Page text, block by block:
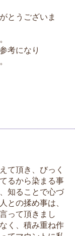
とうございま
考になり
て頂き、びっく
るから染まる事
知ることで心づ
との揉め事は、
って頂きまし
く、積み重ね作